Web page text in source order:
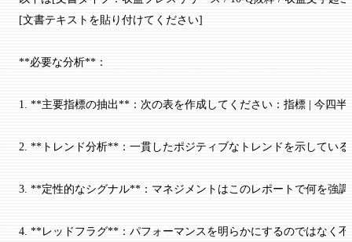
[文書テキストを貼り付けてください]
**必要な分析**：
1. **主要指標の抽出**：次の表を作成してください：指標 | 今四
2. **トレンド分析**：一貫したポジティブなトレンドを示してい
3. **定性的なシグナル**：マネジメントはこのレポートで何を強
4. **レッドフラグ**：パフォーマンスを明らかにするのではなく